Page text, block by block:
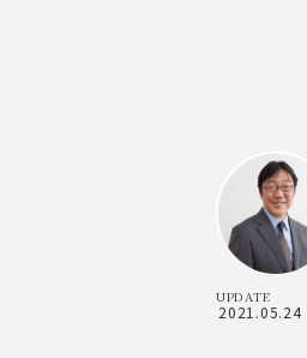
UPDATE
2021.05.24